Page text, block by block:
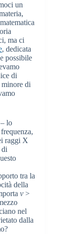
un
ma ci
, dedicata
possibile
di
di
lo
raggi X
di
tra la
della
v >
nel
dalla